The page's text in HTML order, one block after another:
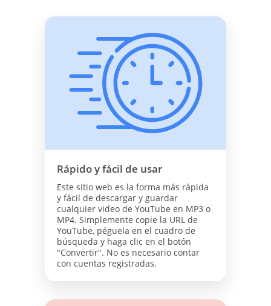
Rápido y fácil de usar
Este sitio web es la forma más rápida
y fácil de descargar y guardar
cualquier video de YouTube en MP3 o
MP4. Simplemente copie la URL de
YouTube, péguela en el cuadro de
búsqueda y haga clic en el botón
"Convertir". No es necesario contar
con cuentas registradas.